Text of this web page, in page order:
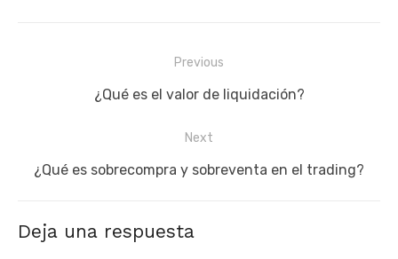
Previous
Previous
¿Qué es el valor de liquidación?
Next
Next
¿Qué es sobrecompra y sobreventa en el trading?
Deja una respuesta